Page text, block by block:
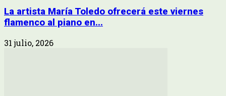
La artista María Toledo ofrecerá este viernes
flamenco al piano en...
31 julio, 2026